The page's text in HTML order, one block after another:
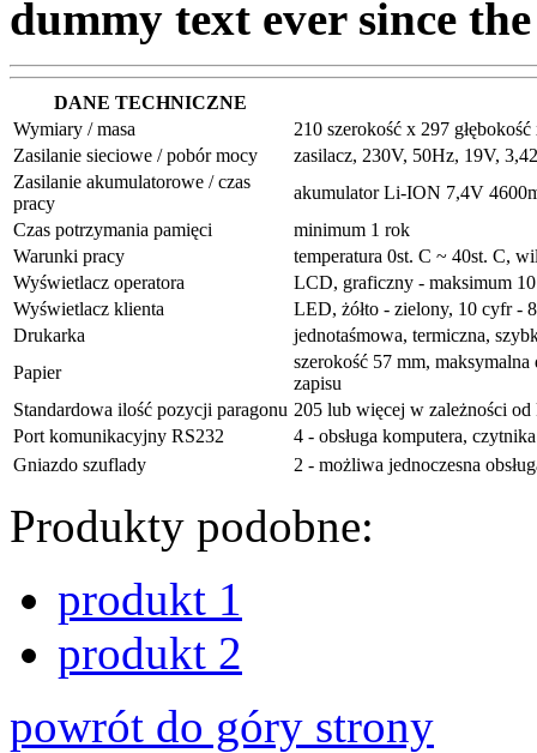
dummy text ever since
DANE TECHNICZNE
Wymiary / masa
210 szerokość x 297
Zasilanie sieciowe / pobór mocy
zasilacz, 230V, 50Hz, 19V,
Zasilanie akumulatorowe / czas
pracy
akumulator Li-ION 7,4V
Czas potrzymania pamięci
minimum 1 rok
Warunki pracy
temperatura 0st. C ~ 40st. C,
Wyświetlacz operatora
LCD, graficzny - maksimum
Wyświetlacz klienta
LED, żółto - zielony, 10 cyfr -
Drukarka
jednotaśmowa, termiczna,
Papier
szerokość 57 mm,
zapisu
Standardowa ilość pozycji paragonu 205 lub więcej w zależności
Port komunikacyjny RS232
4 - obsługa komputera,
Gniazdo szuflady
2 - możliwa jednoczesna
Produkty podobne:
produkt 1
produkt 2
powrót do góry strony